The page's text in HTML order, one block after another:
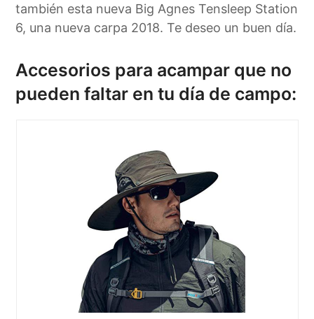
también esta nueva Big Agnes Tensleep Station
6, una nueva carpa 2018. Te deseo un buen día.
Accesorios para acampar que no
pueden faltar en tu día de campo: